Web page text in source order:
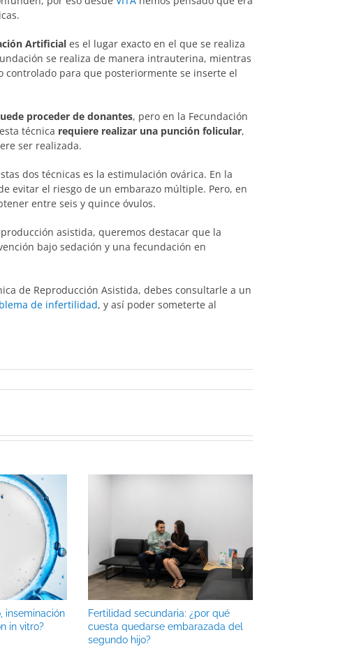
Artificial es el lugar exacto en el que se realiza
se realiza de manera intrauterina, mientras
controlado para que posteriormente se inserte el
proceder de donantes, pero en la Fecundación
técnica requiere realizar una punción folicular,
ser realizada.
dos técnicas es la estimulación ovárica. En la
evitar el riesgo de un embarazo múltiple. Pero, en
entre seis y quince óvulos.
asistida, queremos destacar que la
bajo sedación y una fecundación en
de Reproducción Asistida, debes consultarle a un
de infertilidad, y así poder someterte al
inseminación
in vitro?
Fertilidad secundaria: ¿por qué
cuesta quedarse embarazada del
segundo hijo?